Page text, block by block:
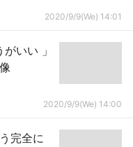
2020/9/9(We) 14:01
いい 」
2020/9/9(We) 14:00
完全に